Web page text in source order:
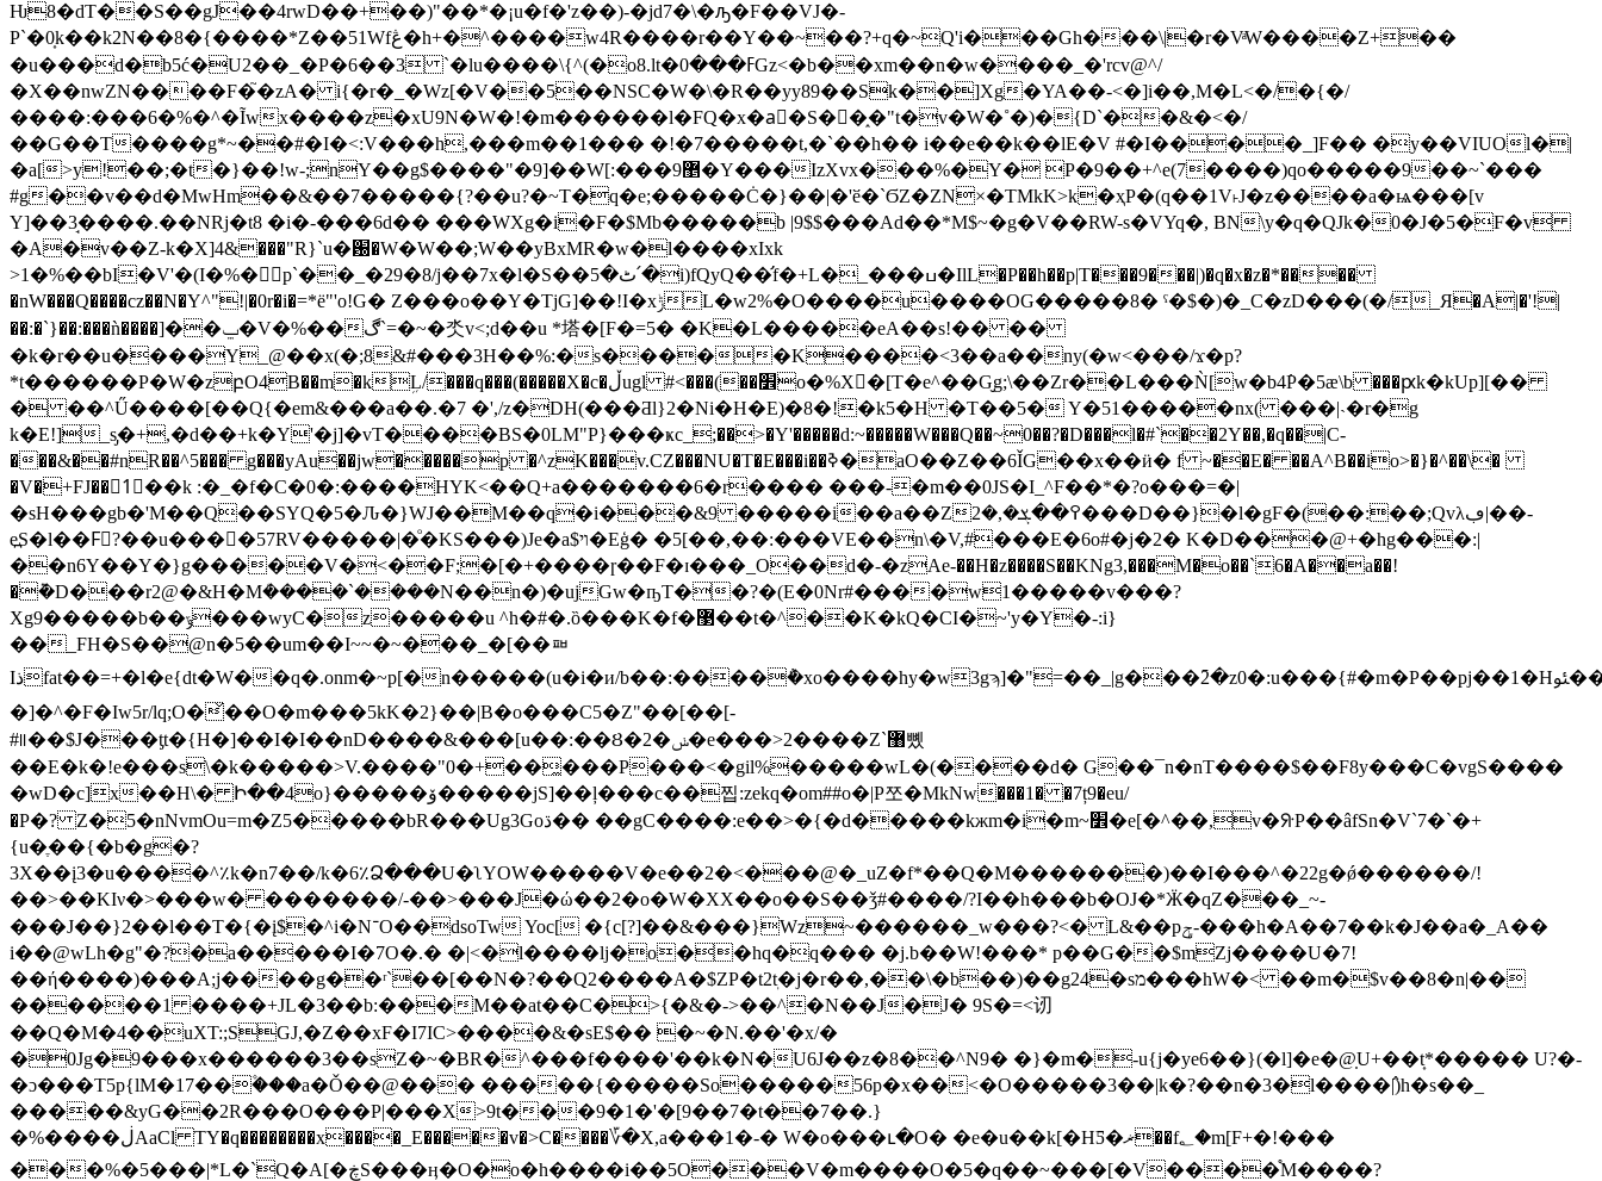
Ƕ8�dT��S��gJ��4rwD��+��)"��*�¡u�f�'z��)-�jd7�\�ԡ�F��VJ�-
P`�0͎k��k2N��8�{����*Z��51Wfڠ�h+�^����w4R����r��Y��~��?+q�~Q'i���Gh���\|�r�VͣW����Z+��
�u���d�b5ć�U2��_�P�6��3 `�lu����\{^(�o8.lt�ߓ���0Gz<�b��xm��n�w����_�'rcv@^/
�X��nwZN����F�֮�zA� i{�r�_�Wz[�V��5��NSC�W�\�R��yy89��Sk��]Xg�YA��-<�]i��,M�L<�/�{�/
����:���6�%�^�Ĩwx����z�xU9N�W�!�m������l�FQ�х�aً�S��֑�"t�v�Ԝ�˚�)�{D`��&�<�/
��G��T����g*~��#�I�<:V���h,���m��1��� �!�7�����t,�`��h�� і��e��k��lE�V #�I����_]F�� �y��VIUOl�|
�a[>y!��;�t�}��!w-;nY��g$����"�9]��W[:���9޵�Y���IzXvx���%�Y� P�9��+^e(7����)qo�����9��~`���
#g��v��d�MwHm��&��7�����{?��u?�~T�q�e;�����Ċ�}��|�'ӗ�`ϬZ�ZN×�TMkK>k�ҳP�(q��1V˫J�z����a�ѩ���[v
Y]��3̘����.��NRj�t8 �i�-���6d�� ���WXg�i�F�$Mb�����b |9$$���Ad��*M$~�g�V��RW-s�VYq�, BN\y�q�QJk�0�J�5�F�v
�A�v��Z-k�X]4&���"R}`u�԰�W�W��;W��yBxMR�w�l����xIxk
>1�%��bI�V'�(I�%�󶗚p`��_�29�8/j��7x�l�S��ٹ�5՛�i)fQyQ��̛f�+L�_���ߎ�IlL�P��h��p|T���9���|)�q�x�z�*����
�nW���Q����cz��N�Y^"!|�0r�i�=*ё"'o!G� Z���o��Y�TjG]��!I�xݱL�w2%�O����u����OG�����8� ˤ�$�)�_C�zD���(�/_Я�A|�'!|
��:�`}��:���ǹ����]��ݐ�V�%��ڰ`=�~�氼v<;d��u *塔�[F�=5� �K�L�����eA��s!�� ��
�k�r��u����Y_@��x(�;8&#���3H��%:�s�����K����<3��a��ny(�w<���/ϫ�p?
*t������P�W�zբO4B��m�kܹL/���q���(�����X�c�ڵugl #<���(��׾o�%X�[T�e^��G̮g;\��Zr��L���Ǹ[w�b4߭P�5ӕ\b ���ԗk�kUp][��
� ��^Ű����[��Q{�em&���a��.�7 �',/z�DH(���Ƌl}2�Ni�H�E)�8�!�k5�H �T��5� Y�51�����nx( ���|˴�r�g
k�E!]_s̡�+,�d��+k�Y'�j]�vT����BS�0LM"P}���ҝc_;��>�Y'�����d:~�����W���Q��~0��?�D���l�#`��2Y��,�q��|C-
���&��#nR��^5��� g���yAu��jw�����p �^zK���v.CZ���NU�T�E���i��ߢ�aO��Z��6ǏG��x��ӥ� f ~��E� ��A^B��io>�}�^��\�
�V�+FJ��1ً��k :�_�f�C�0�:����HYK<��Q+a�������6�r���� ���-�m��0JS�I_^F��*�?o���=�|
�sH���gb�'M��Q��SYQ�5�Ԉ�}WJ��M��q�i���&9 �����i��a��Z߉��ܮ�,�2���D��}�l�gF�(��:��;Qvλڢ|��-
e߽S�l��Fٰ?��u����57RV�����|�ͦ�KS���)Je�a$ױ�Eģ� �5[��,��:���VE��n\�V,#���E�6o#�j�2� K�D���@+�hg���:|
��n6Y��Y�}g�����V�<��F;�[�+����ɼ��F�ɪ���_O��ԁ�-�zAe-��H�z����S��KNg3,���M�o��`6�A��a��!
�݉�D���r2@�&H�Mܳ����`����N��n�)�ujGw�ҧT��?�(E�0Nr#����w1�����v���?
Xg9�����b��ݹ���ԝyC�z�����u ^h�#�.ȍ���K�f�޳��t�^��K�kQ�CI�~'y�Y�-:i}
��_FH�S��@n�5��um��I~~�~���_�[��ᇳ
Iذfat��=+�l�e{dt�W��q�.onm�~p[�n�����(u�i�и/b��:����݅�xo����hy�w3gϡ]�"=��_|g���߫2�z0�:u���{#�m�P��pj��1�Hﯯ��Oy����\�U��:�7��A{ p'�������i"U�������]�p��F�~�x��r/
�]�^�F�Iw5r/lq;O�̌��O�m���5kK�2}��|B�o���C5�Z"��[��[-
#꠱��$J���ƫt�{H�]��I�I��nD����&���[u��:��Ȣ�2�ݭ�e���>2����Z`޸뼸
��E�k�!e���s\�k�����>V.����"0�+��̼���P���<�gil%�����wL�(����d� G��¯n�nT����$��F8y���C�vgS����
�wD�c]x��H\� Ի��4o}�����ۆ�����jS]��ļ���c��찝:zekq�om##o�|P쪼�MkNw���1� �7ț9�eu/
�Ρ�? Z�5�nNvmOu=m�Z5�����bR���Ug3Goڌ�� ��gC����:e��>�{�d�����kжm�i�m~׾�e[�^��,v�ᣨP��âfSn�V`7�`�+
{u�ֶ��{�b�g�?
3X��į3�u����^٪k�n7��/k�6٪Ձ���U�ʅYOW�����V�e��2�<���@�_uZ�f*��Q�M�������)��I���^�22g�ǿ������/!
��>��KIν�>���w� �������/-��>���J�ώ��2�o�W�XX��o��S��ǯ#����/?I��h���b�OJ�*Ӝ�qZ���_~-
���J��}2��l��T�{�į$�^i�N־O��dsoTw Yoc[ �{c[?]��&���}Wz~������_w���?<� L&��pݯ-���h�A��7��k�J��a�_A��
i��@wLh�g"�?�a�����I�7O�.� �|<�l����lj�o͘��hq�q��� �j.b��W!���* p��G��$mZj����U�7!
��ή����)���A;j����g��ʳ`��[��N�?��Q2����A�$ZP�t2ٖt�j�r��,��\�b��)��g24�sמ���hW�< ��m�$v��8�n|��
������1 ����+JL�3��b:���M��at��C�>{�&�->��^�N��J�J� 9S�=<讱
��Q�M�4��uXT:;SGJ,�Z��xF�I7IC>����&�sE$�� �~�N.��'�x/�
�0Jg�9���x������3��sZ�~�BR�^���f����'��k�N�U6J��z�8��^N9� �}�m�-u{j�ye6��}(�l]�e�@̣U+��t͎*����� U?�-
�ɔ���T5p{lM�17��۫���a�Ǒ��@��� �����{�����So�����56p�x��<�O�����3��|k�?��n�3�l����߮|)h�s��_
�����&yG��2R���O���P|���X>9t���9�1�'�[9��7�t��7��.}
�%����ڶAaCl TY�q��������x����_E�����v�>C����؆�X,a���1�-� W�o���ւ�O� �e�u��k[�НƼ�ޜ��f؂�m[F+�!���
���%�5���|*L�`Q�A[�ڿS���ӊ�O�o�h����i��5O���V�m����O�5�q��~���[�V����֯M����?